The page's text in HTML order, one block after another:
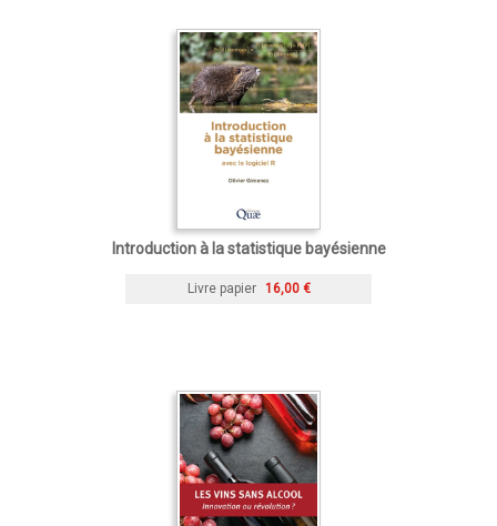
Introduction à la statistique bayésienne
Livre papier 16,00 €